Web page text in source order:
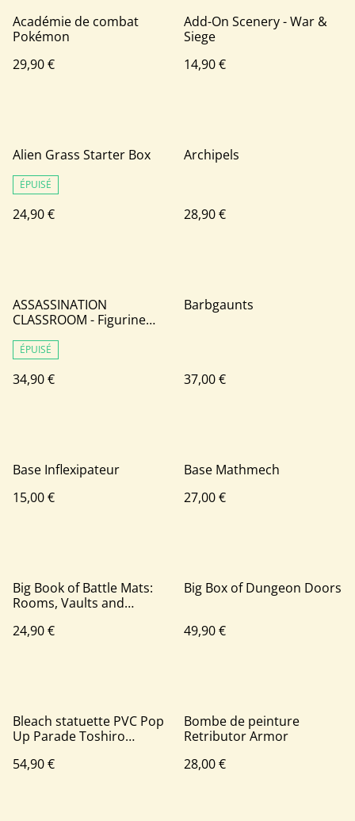
Académie de combat
Pokémon
29,90 €
Add-On Scenery - War &
Siege
14,90 €
Alien Grass Starter Box
ÉPUISÉ
24,90 €
Archipels
28,90 €
ASSASSINATION
CLASSROOM - Figurine
ÉPUISÉ
34,90 €
Barbgaunts
37,00 €
Base Inflexipateur
15,00 €
Base Mathmech
27,00 €
Big Book of Battle Mats:
Rooms, Vaults and
24,90 €
Big Box of Dungeon Doors
49,90 €
Bleach statuette PVC Pop
Up Parade Toshiro
54,90 €
Bombe de peinture
Retributor Armor
28,00 €